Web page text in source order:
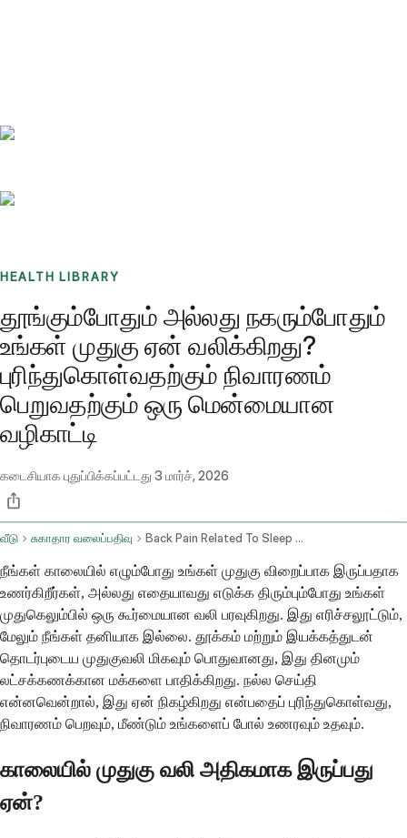
HEALTH LIBRARY
தூங்கும்போதும் அல்லது நகரும்போதும்
உங்கள் முதுகு ஏன் வலிக்கிறது?
புரிந்துகொள்வதற்கும் நிவாரணம்
பெறுவதற்கும் ஒரு மென்மையான
வழிகாட்டி
கடைசியாக புதுப்பிக்கப்பட்டது 3 மார்ச், 2026
வீடு சுகாதார வலைப்பதிவு Back Pain Related To Sleep And Movement
நீங்கள் காலையில் எழும்போது உங்கள் முதுகு விறைப்பாக இருப்பதாக
உணர்கிறீர்கள், அல்லது எதையாவது எடுக்க திரும்பும்போது உங்கள்
முதுகெலும்பில் ஒரு கூர்மையான வலி பரவுகிறது. இது எரிச்சலூட்டும்,
மேலும் நீங்கள் தனியாக இல்லை. தூக்கம் மற்றும் இயக்கத்துடன்
தொடர்புடைய முதுகுவலி மிகவும் பொதுவானது, இது தினமும்
லட்சக்கணக்கான மக்களை பாதிக்கிறது. நல்ல செய்தி
என்னவென்றால், இது ஏன் நிகழ்கிறது என்பதைப் புரிந்துகொள்வது,
நிவாரணம் பெறவும், மீண்டும் உங்களைப் போல் உணரவும் உதவும்.
காலையில் முதுகு வலி அதிகமாக இருப்பது
ஏன்?